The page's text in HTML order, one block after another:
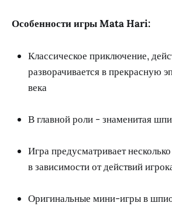
Особенности игры Mata Hari:
Классическое приключение,
разворачивается в прекрасную
века
В главной роли - знаменитая
Игра предусматривает
в зависимости от действий
Оригинальные мини-игры в